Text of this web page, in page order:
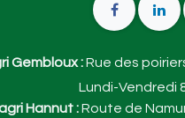
Gembloux :Rue des
Lundi-Vendredi
Hannut :Route de